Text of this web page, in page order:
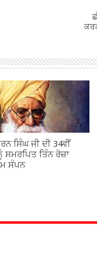
ਸਿੰਘ ਜੀ ਦੀ 34ਵੀਂ
ਸਮਰਪਿਤ ਤਿੰਨ ਰੋਜ਼ਾ
ਸੰਪਨ